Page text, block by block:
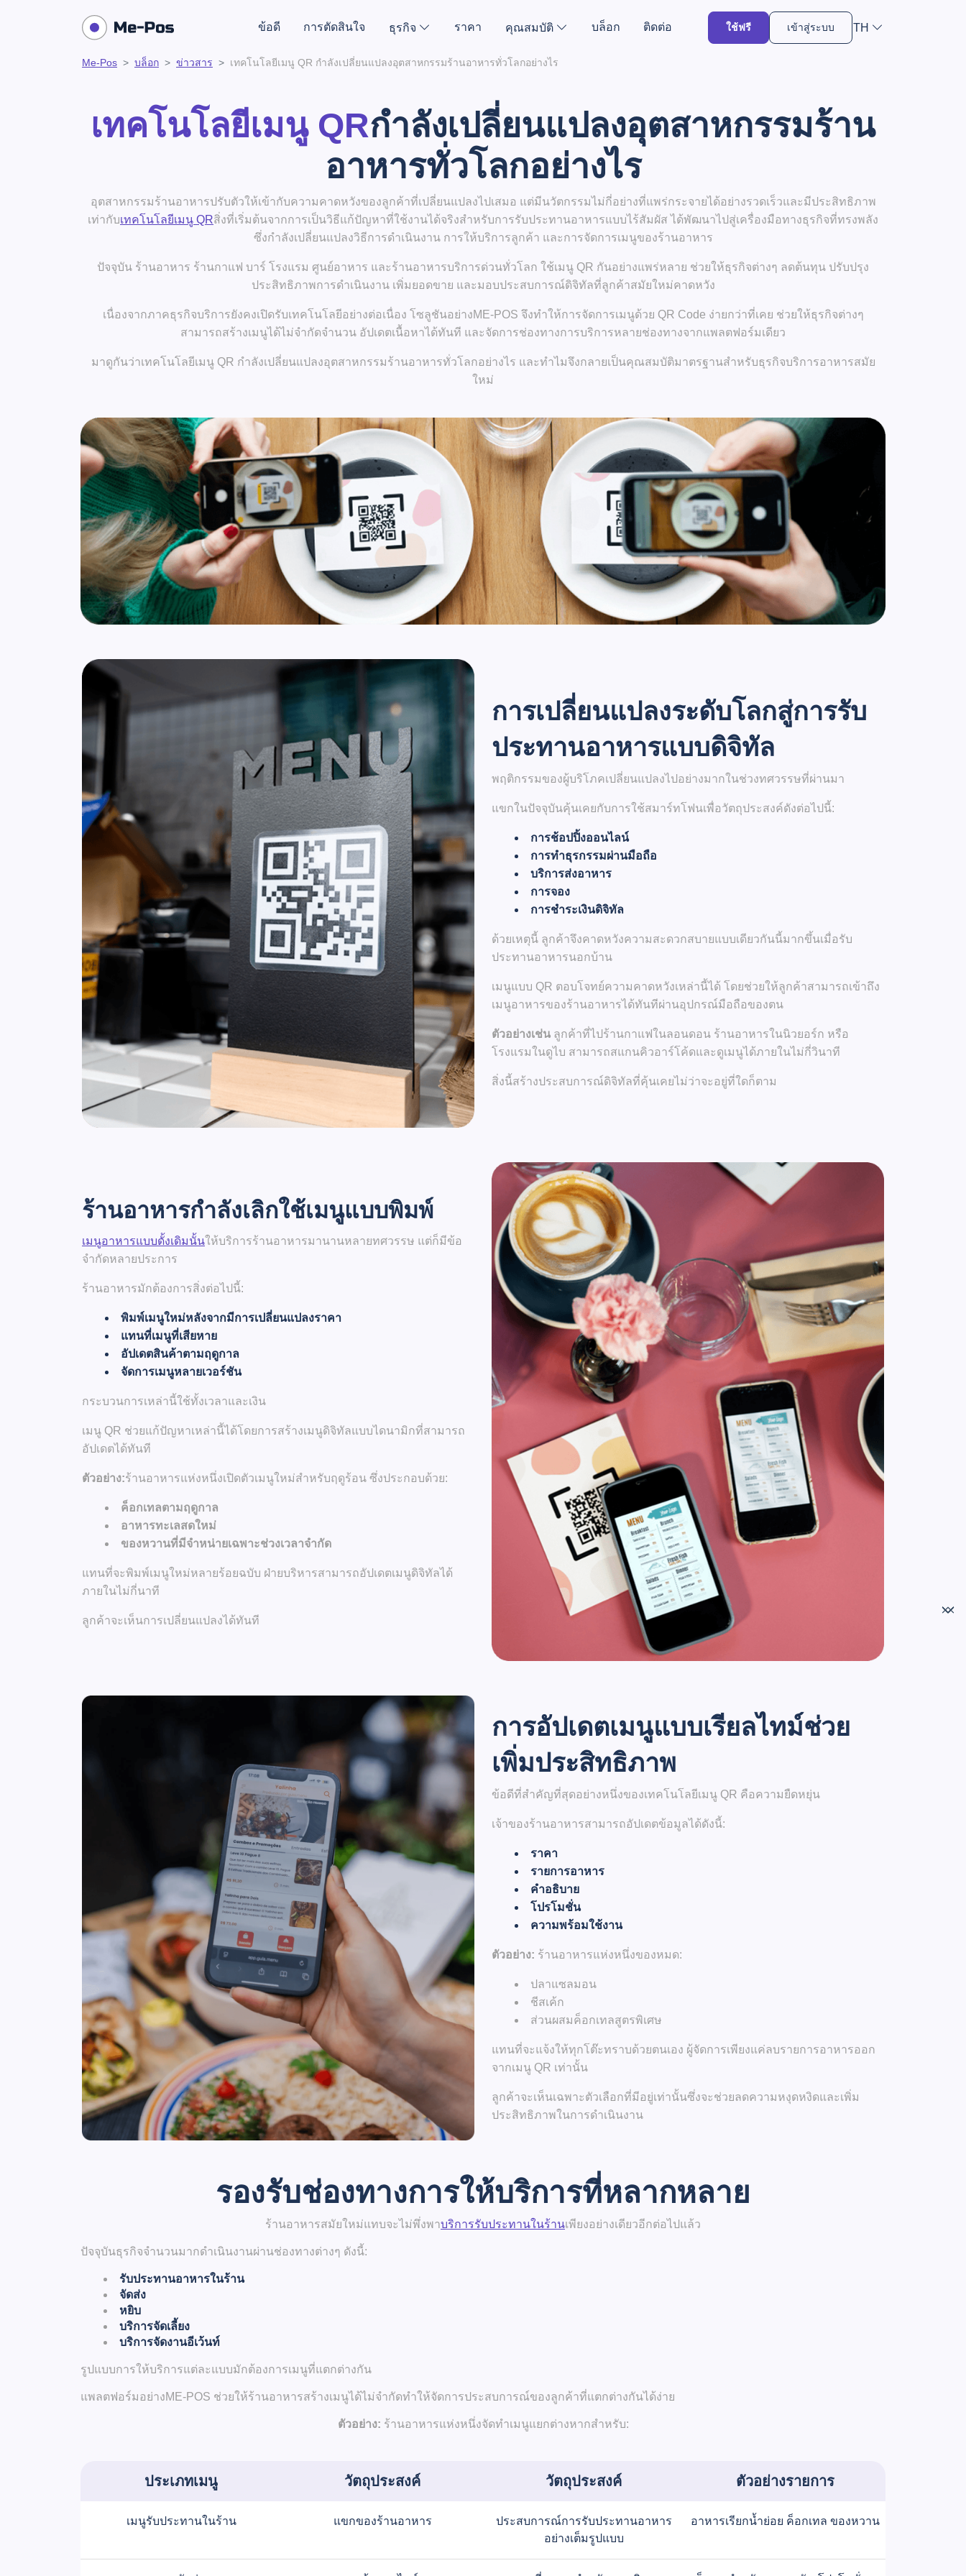
ข้อดี การตัดสินใจ ธุรกิจ ราคา คุณสมบัติ บล็อก ติดต่อ ใช้ฟรี เข้าสู่ระบบ TH
Me-Pos บล็อก ข่าวสาร เทคโนโลยีเมนู QR กำลังเปลี่ยนแปลงอุตสาหกรรมร้านอาหารทั่วโลกอย่างไร
เทคโนโลยีเมนู QRกำลังเปลี่ยนแปลงอุตสาหกรรมร้าน
อาหารทั่วโลกอย่างไร
อุตสาหกรรมร้านอาหารปรับตัวให้เข้ากับความคาดหวังของลูกค้าที่เปลี่ยนแปลงไปเสมอ แต่มีนวัตกรรมไม่กี่อย่างที่แพร่กระจายได้อย่างรวดเร็วและมีประสิทธิภาพ
เท่ากับเทคโนโลยีเมนู QRสิ่งที่เริ่มต้นจากการเป็นวิธีแก้ปัญหาที่ใช้งานได้จริงสำหรับการรับประทานอาหารแบบไร้สัมผัส ได้พัฒนาไปสู่เครื่องมือทางธุรกิจที่ทรงพลัง
ซึ่งกำลังเปลี่ยนแปลงวิธีการดำเนินงาน การให้บริการลูกค้า และการจัดการเมนูของร้านอาหาร
ปัจจุบัน ร้านอาหาร ร้านกาแฟ บาร์ โรงแรม ศูนย์อาหาร และร้านอาหารบริการด่วนทั่วโลก ใช้เมนู QR กันอย่างแพร่หลาย ช่วยให้ธุรกิจต่างๆ ลดต้นทุน ปรับปรุง
ประสิทธิภาพการดำเนินงาน เพิ่มยอดขาย และมอบประสบการณ์ดิจิทัลที่ลูกค้าสมัยใหม่คาดหวัง
เนื่องจากภาคธุรกิจบริการยังคงเปิดรับเทคโนโลยีอย่างต่อเนื่อง โซลูชันอย่างME-POS จึงทำให้การจัดการเมนูด้วย QR Code ง่ายกว่าที่เคย ช่วยให้ธุรกิจต่างๆ
สามารถสร้างเมนูได้ไม่จำกัดจำนวน อัปเดตเนื้อหาได้ทันที และจัดการช่องทางการบริการหลายช่องทางจากแพลตฟอร์มเดียว
มาดูกันว่าเทคโนโลยีเมนู QR กำลังเปลี่ยนแปลงอุตสาหกรรมร้านอาหารทั่วโลกอย่างไร และทำไมจึงกลายเป็นคุณสมบัติมาตรฐานสำหรับธุรกิจบริการอาหารสมัย
ใหม่
การเปลี่ยนแปลงระดับโลกสู่การรับ
ประทานอาหารแบบดิจิทัล
พฤติกรรมของผู้บริโภคเปลี่ยนแปลงไปอย่างมากในช่วงทศวรรษที่ผ่านมา
แขกในปัจจุบันคุ้นเคยกับการใช้สมาร์ทโฟนเพื่อวัตถุประสงค์ดังต่อไปนี้:
การช้อปปิ้งออนไลน์
การทำธุรกรรมผ่านมือถือ
บริการส่งอาหาร
การจอง
การชำระเงินดิจิทัล
ด้วยเหตุนี้ ลูกค้าจึงคาดหวังความสะดวกสบายแบบเดียวกันนี้มากขึ้นเมื่อรับ
ประทานอาหารนอกบ้าน
เมนูแบบ QR ตอบโจทย์ความคาดหวังเหล่านี้ได้ โดยช่วยให้ลูกค้าสามารถเข้าถึง
เมนูอาหารของร้านอาหารได้ทันทีผ่านอุปกรณ์มือถือของตน
ตัวอย่างเช่น ลูกค้าที่ไปร้านกาแฟในลอนดอน ร้านอาหารในนิวยอร์ก หรือ
โรงแรมในดูไบ สามารถสแกนคิวอาร์โค้ดและดูเมนูได้ภายในไม่กี่วินาที
สิ่งนี้สร้างประสบการณ์ดิจิทัลที่คุ้นเคยไม่ว่าจะอยู่ที่ใดก็ตาม
ร้านอาหารกำลังเลิกใช้เมนูแบบพิมพ์
เมนูอาหารแบบดั้งเดิมนั้นให้บริการร้านอาหารมานานหลายทศวรรษ แต่ก็มีข้อ
จำกัดหลายประการ
ร้านอาหารมักต้องการสิ่งต่อไปนี้:
พิมพ์เมนูใหม่หลังจากมีการเปลี่ยนแปลงราคา
แทนที่เมนูที่เสียหาย
อัปเดตสินค้าตามฤดูกาล
จัดการเมนูหลายเวอร์ชัน
กระบวนการเหล่านี้ใช้ทั้งเวลาและเงิน
เมนู QR ช่วยแก้ปัญหาเหล่านี้ได้โดยการสร้างเมนูดิจิทัลแบบไดนามิกที่สามารถ
อัปเดตได้ทันที
ตัวอย่าง:ร้านอาหารแห่งหนึ่งเปิดตัวเมนูใหม่สำหรับฤดูร้อน ซึ่งประกอบด้วย:
ค็อกเทลตามฤดูกาล
อาหารทะเลสดใหม่
ของหวานที่มีจำหน่ายเฉพาะช่วงเวลาจำกัด
แทนที่จะพิมพ์เมนูใหม่หลายร้อยฉบับ ฝ่ายบริหารสามารถอัปเดตเมนูดิจิทัลได้
ภายในไม่กี่นาที
ลูกค้าจะเห็นการเปลี่ยนแปลงได้ทันที
การอัปเดตเมนูแบบเรียลไทม์ช่วย
เพิ่มประสิทธิภาพ
ข้อดีที่สำคัญที่สุดอย่างหนึ่งของเทคโนโลยีเมนู QR คือความยืดหยุ่น
เจ้าของร้านอาหารสามารถอัปเดตข้อมูลได้ดังนี้:
ราคา
รายการอาหาร
คำอธิบาย
โปรโมชั่น
ความพร้อมใช้งาน
ตัวอย่าง: ร้านอาหารแห่งหนึ่งของหมด:
ปลาแซลมอน
ชีสเค้ก
ส่วนผสมค็อกเทลสูตรพิเศษ
แทนที่จะแจ้งให้ทุกโต๊ะทราบด้วยตนเอง ผู้จัดการเพียงแค่ลบรายการอาหารออก
จากเมนู QR เท่านั้น
ลูกค้าจะเห็นเฉพาะตัวเลือกที่มีอยู่เท่านั้นซึ่งจะช่วยลดความหงุดหงิดและเพิ่ม
ประสิทธิภาพในการดำเนินงาน
รองรับช่องทางการให้บริการที่หลากหลาย
ร้านอาหารสมัยใหม่แทบจะไม่พึ่งพาบริการรับประทานในร้านเพียงอย่างเดียวอีกต่อไปแล้ว
ปัจจุบันธุรกิจจำนวนมากดำเนินงานผ่านช่องทางต่างๆ ดังนี้:
รับประทานอาหารในร้าน
จัดส่ง
หยิบ
บริการจัดเลี้ยง
บริการจัดงานอีเว้นท์
รูปแบบการให้บริการแต่ละแบบมักต้องการเมนูที่แตกต่างกัน
แพลตฟอร์มอย่างME-POS ช่วยให้ร้านอาหารสร้างเมนูได้ไม่จำกัดทำให้จัดการประสบการณ์ของลูกค้าที่แตกต่างกันได้ง่าย
ตัวอย่าง: ร้านอาหารแห่งหนึ่งจัดทำเมนูแยกต่างหากสำหรับ:
ประเภทเมนู วัตถุประสงค์ วัตถุประสงค์ ตัวอย่างรายการ
เมนูรับประทานในร้าน แขกของร้านอาหาร
ประสบการณ์การรับประทานอาหาร
อย่างเต็มรูปแบบ
อาหารเรียกน้ำย่อย ค็อกเทล ของหวาน